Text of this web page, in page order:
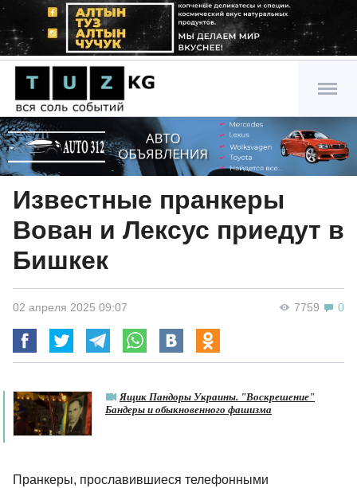
Известные пранкеры
Вован и Лексус приедут в
Бишкек
7759 0
02 апреля 2025 09:07
Ящик Пандоры Украины. "Воскрешение"
Бандеры и обыкновенного фашизма
Пранкеры, прославившиеся телефонными